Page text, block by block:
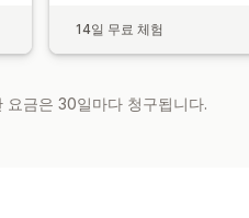
14일 무료 체험
요금은 30일마다 청구됩니다.